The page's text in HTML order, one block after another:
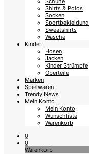
Shirts & Polos
Socken
Sportbekleidung
Sweatshirts
Wäsche
Kinder
Hosen
Jacken
Kinder Strümpfe
Oberteile
Marken
Spielwaren
Trendy News
Mein Konto
Mein Konto
Wunschliste
Warenkorb
0
0
Warenkorb